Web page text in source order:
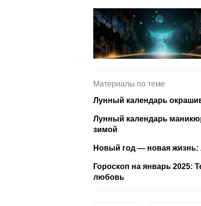
Материалы по теме
Лунный календарь
Лунный календарь
зимой
Новый год — новая жизнь:
Гороскоп на январь 2025:
любовь